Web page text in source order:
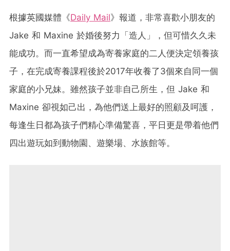
根據英國媒體《Daily Mail》報道，非常喜歡小朋友的
Jake 和 Maxine 於婚後努力「造人」，但可惜久久未
能成功。而一直希望成為寄養家庭的二人便決定領養孩
子，在完成寄養課程後於2017年收養了3個來自同一個
家庭的小兄妹。雖然孩子並非自己所生，但 Jake 和
Maxine 卻視如己出，為他們送上最好的照顧及呵護，
每逢生日都為孩子們精心準備驚喜，平日更是帶着他們
四出遊玩如到動物園、遊樂場、水族館等。